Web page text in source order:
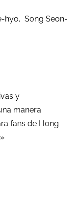
hyo, Song Seon-
y
manera
fans de Hong